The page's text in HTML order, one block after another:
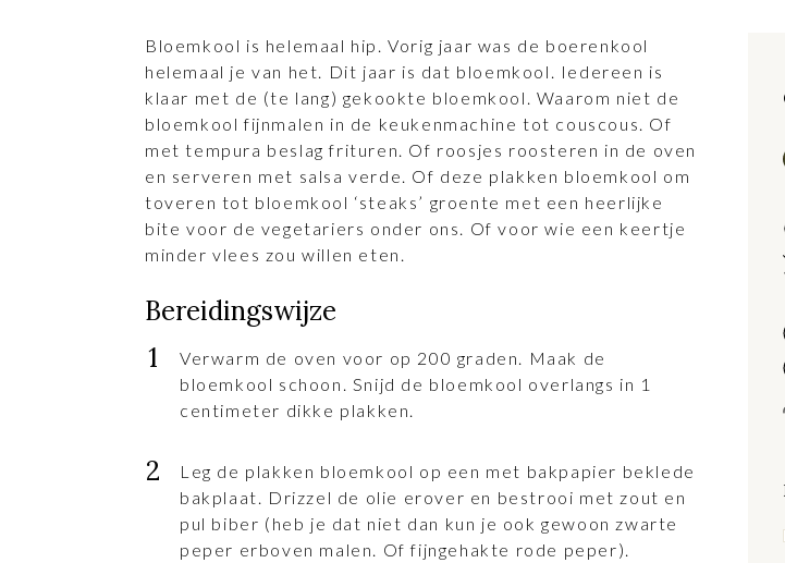
Bloemkool is helemaal hip. Vorig jaar was de boerenkool
helemaal je van het. Dit jaar is dat bloemkool. Iedereen is
klaar met de (te lang) gekookte bloemkool. Waarom niet de
bloemkool fijnmalen in de keukenmachine tot couscous. Of
met tempura beslag frituren. Of roosjes roosteren in de oven
en serveren met salsa verde. Of deze plakken bloemkool om
toveren tot bloemkool ‘steaks’ groente met een heerlijke
bite voor de vegetariers onder ons. Of voor wie een keertje
minder vlees zou willen eten.
Bereidingswijze
Verwarm de oven voor op 200 graden. Maak de
bloemkool schoon. Snijd de bloemkool overlangs in 1
centimeter dikke plakken.
Leg de plakken bloemkool op een met bakpapier beklede
bakplaat. Drizzel de olie erover en bestrooi met zout en
pul biber (heb je dat niet dan kun je ook gewoon zwarte
peper erboven malen. Of fijngehakte rode peper).